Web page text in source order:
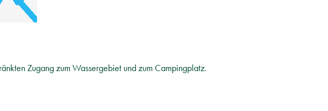
Zugang zum Wassergebiet und zum Campingplatz.